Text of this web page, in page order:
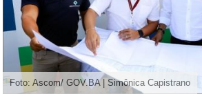
Foto: Ascom/ GOV.BA | Simônica Capistrano